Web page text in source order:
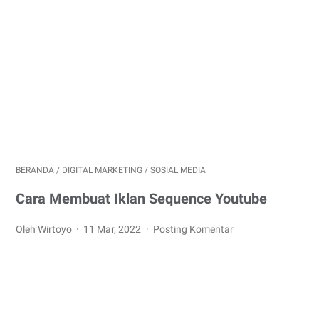
BERANDA / DIGITAL MARKETING / SOSIAL MEDIA
Cara Membuat Iklan Sequence Youtube
Oleh Wirtoyo 11 Mar, 2022 Posting Komentar